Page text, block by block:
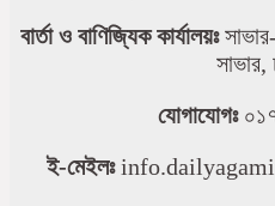
বার্তা ও বাণিজ্যিক কার্যালয়ঃ
সাভার,
যোগাযোগঃ
ই-মেইলঃ